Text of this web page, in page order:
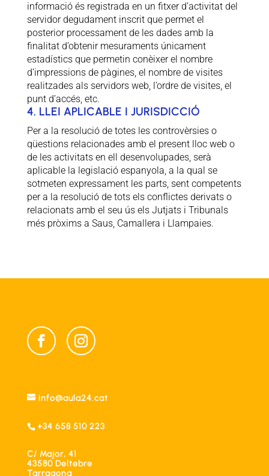
informació és registrada en un fitxer d’activitat del
servidor degudament inscrit que permet el
posterior processament de les dades amb la
finalitat d’obtenir mesuraments únicament
estadístics que permetin conèixer el nombre
d’impressions de pàgines, el nombre de visites
realitzades als servidors web, l’ordre de visites, el
punt d’accés, etc.
4. LLEI APLICABLE I JURISDICCIÓ
Per a la resolució de totes les controvèrsies o
qüestions relacionades amb el present lloc web o
de les activitats en ell desenvolupades, serà
aplicable la legislació espanyola, a la qual se
sotmeten expressament les parts, sent competents
per a la resolució de tots els conflictes derivats o
relacionats amb el seu ús els Jutjats i Tribunals
més pròxims a Saus, Camallera i Llampaies.
info@aula24.cat
+34 658 510 223
C/ Major, 41
43580 Deltebre
Tarragona